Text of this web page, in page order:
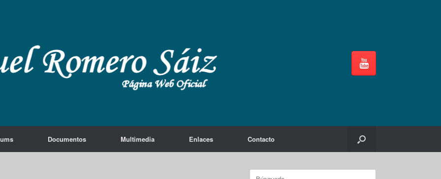
Documentos Multimedia Enlaces Contacto
Buscar: